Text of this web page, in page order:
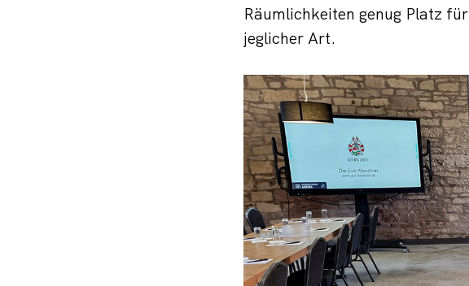
Räumlichkeiten genug Platz
jeglicher Art.